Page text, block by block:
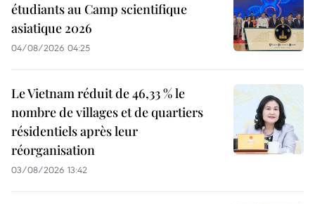
étudiants au Camp scientifique
asiatique 2026
04/08/2026 04:25
Le Vietnam réduit de 46,33 % le
nombre de villages et de quartiers
résidentiels après leur
réorganisation
03/08/2026 13:42